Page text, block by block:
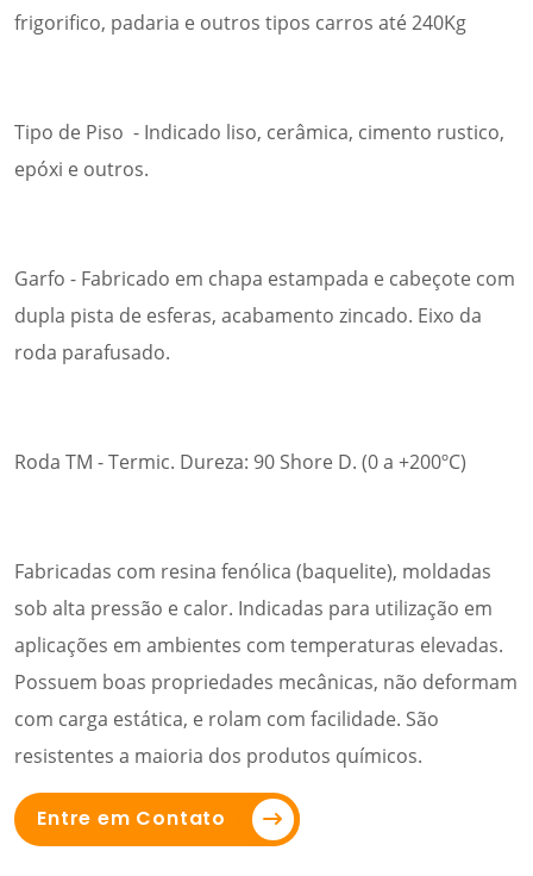
frigorifico, padaria e outros tipos carros até 240Kg
Tipo de Piso - Indicado liso, cerâmica, cimento rustico,
epóxi e outros.
Garfo - Fabricado em chapa estampada e cabeçote com
dupla pista de esferas, acabamento zincado. Eixo da
roda parafusado.
Roda TM - Termic. Dureza: 90 Shore D. (0 a +200ºC)
Fabricadas com resina fenólica (baquelite), moldadas
sob alta pressão e calor. Indicadas para utilização em
aplicações em ambientes com temperaturas elevadas.
Possuem boas propriedades mecânicas, não deformam
com carga estática, e rolam com facilidade. São
resistentes a maioria dos produtos químicos.
Entre em Contato